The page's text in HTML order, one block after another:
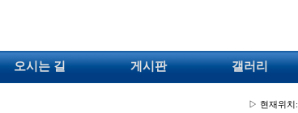
오시는 길 게시판 갤러리
▷ 현재위치: